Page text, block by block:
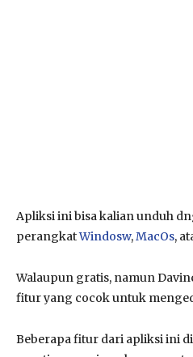
Apliksi ini bisa kalian unduh
perangkatWindosw,MacOs,
Walaupun gratis, namun
fitur yang cocok untuk
Beberapa fitur dari apliksi ini